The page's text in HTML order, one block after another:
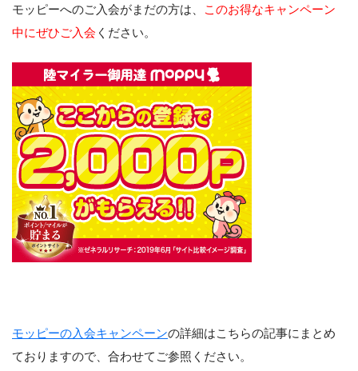
モッピーへのご入会がまだの方は、
このお得なキャンペーン
中にぜひご入会 ください。
モッピーの入会キャンペーンの詳細はこちらの記事にまとめ
ておりますので、合わせてご参照ください。